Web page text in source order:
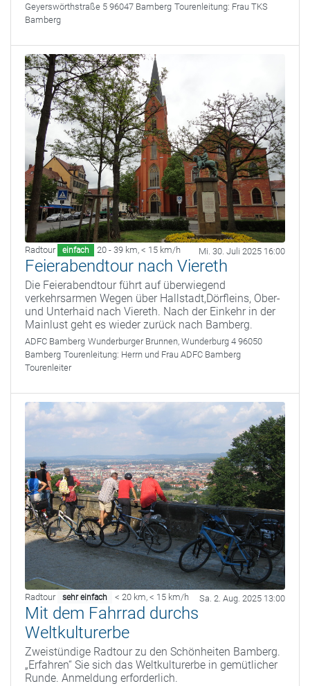
Geyerswörthstraße 5 96047 Bamberg Tourenleitung: Frau TKS
Bamberg
Radtour einfach 20 - 39 km, < 15 km/h Mi. 30. Juli 2025 16:00
Feierabendtour nach Viereth
Die Feierabendtour führt auf überwiegend
verkehrsarmen Wegen über Hallstadt,Dörfleins, Ober-
und Unterhaid nach Viereth. Nach der Einkehr in der
Mainlust geht es wieder zurück nach Bamberg.
ADFC Bamberg Wunderburger Brunnen, Wunderburg 4 96050
Bamberg Tourenleitung: Herrn und Frau ADFC Bamberg
Tourenleiter
Radtour sehr einfach < 20 km, < 15 km/h Sa. 2. Aug. 2025 13:00
Mit dem Fahrrad durchs
Weltkulturerbe
Zweistündige Radtour zu den Schönheiten Bamberg.
„Erfahren“ Sie sich das Weltkulturerbe in gemütlicher
Runde. Anmeldung erforderlich.